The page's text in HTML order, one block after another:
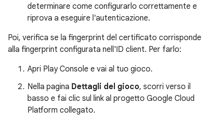
determinare come configurarlo correttamente e
riprova a eseguire l'autenticazione.
Poi, verifica se la fingerprint del certificato corrisponde
alla fingerprint configurata nell'ID client. Per farlo:
Apri Play Console e vai al tuo gioco.
Nella pagina Dettagli del gioco, scorri verso il
basso e fai clic sul link al progetto Google Cloud
Platform collegato.